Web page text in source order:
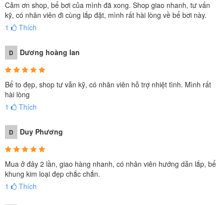
Cảm ơn shop, bể bơi của mình đã xong. Shop giao nhanh, tư vấn
kỹ, có nhân viên đi cùng lắp đặt, mình rất hài lòng về bể bơi này.
1
Thích
D Dương hoàng lan
Bể to đẹp, shop tư vẫn kỹ, có nhân viên hỗ trợ nhiệt tình. Mình rất
hài lòng
1
Thích
D Duy Phương
Mua ở đây 2 lần, giao hàng nhanh, có nhân viên hướng dẫn lắp, bể
khung kim loại đẹp chắc chắn.
1
Thích